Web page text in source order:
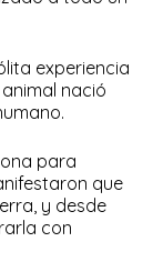
experiencia
nació
para
que
y desde
con